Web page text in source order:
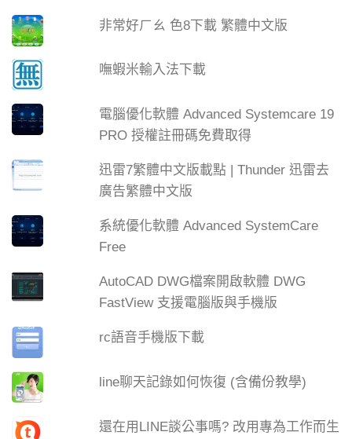
非常好ㄏㄠ 色8下載 繁體中文版
嘸蝦米輸入法下載
電腦優化軟體 Advanced Systemcare 19
PRO 授權註冊碼免費取得
迅雷7繁體中文版載點 | Thunder 迅雷去
廣告繁體中文版
系統優化軟體 Advanced SystemCare
Free
AutoCAD DWG檔案開啟軟體 DWG
FastView 支援電腦版與手機版
rc語音手機版下載
line聊天記錄如何恢復 (含備份教學)
還在用LINE談公事嗎? 改用專為工作而生